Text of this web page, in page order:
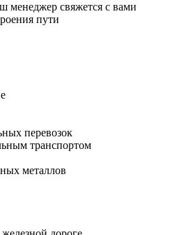
менеджер свяжется с вами
пути
перевозок
транспортом
металлов